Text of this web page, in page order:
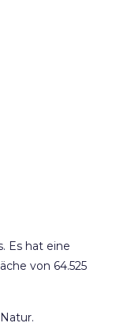
Es hat eine
von 64.525